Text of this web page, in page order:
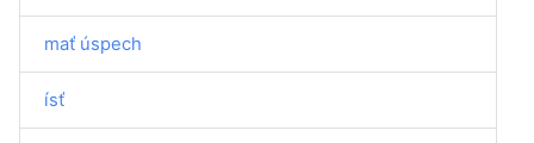
mať úspech
ísť